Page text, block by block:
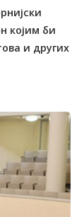
којим би
и других